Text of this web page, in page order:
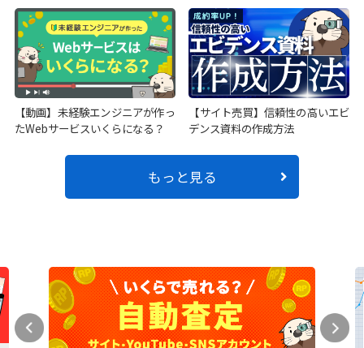
【動画】未経験エンジニアが作っ
たWebサービスいくらになる？
【サイト売買】信頼性の高いエビ
デンス資料の作成方法
もっと見る